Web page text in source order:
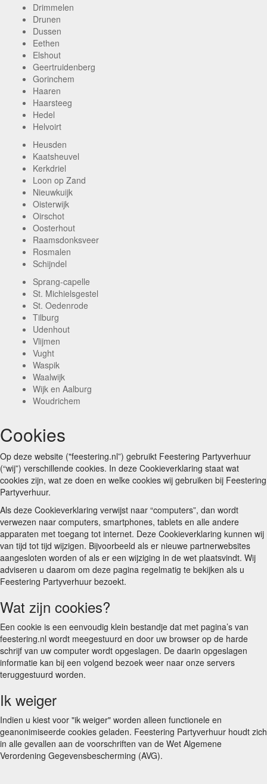
Drimmelen
Drunen
Dussen
Eethen
Elshout
Geertruidenberg
Gorinchem
Haaren
Haarsteeg
Hedel
Helvoirt
Heusden
Kaatsheuvel
Kerkdriel
Loon op Zand
Nieuwkuijk
Oisterwijk
Oirschot
Oosterhout
Raamsdonksveer
Rosmalen
Schijndel
Sprang-capelle
St. Michielsgestel
St. Oedenrode
Tilburg
Udenhout
Vlijmen
Vught
Waspik
Waalwijk
Wijk en Aalburg
Woudrichem
Cookies
Op deze website ("feestering.nl”) gebruikt Feestering Partyverhuur
(“wij”) verschillende cookies. In deze Cookieverklaring staat wat
cookies zijn, wat ze doen en welke cookies wij gebruiken bij Feestering
Partyverhuur.
Als deze Cookieverklaring verwijst naar “computers”, dan wordt
verwezen naar computers, smartphones, tablets en alle andere
apparaten met toegang tot internet. Deze Cookieverklaring kunnen wij
van tijd tot tijd wijzigen. Bijvoorbeeld als er nieuwe partnerwebsites
aangesloten worden of als er een wijziging in de wet plaatsvindt. Wij
adviseren u daarom om deze pagina regelmatig te bekijken als u
Feestering Partyverhuur bezoekt.
Wat zijn cookies?
Een cookie is een eenvoudig klein bestandje dat met pagina’s van
feestering.nl wordt meegestuurd en door uw browser op de harde
schrijf van uw computer wordt opgeslagen. De daarin opgeslagen
informatie kan bij een volgend bezoek weer naar onze servers
teruggestuurd worden.
Ik weiger
Indien u kiest voor "ik weiger" worden alleen functionele en
geanonimiseerde cookies geladen. Feestering Partyverhuur houdt zich
in alle gevallen aan de voorschriften van de Wet Algemene
Verordening Gegevensbescherming (AVG).